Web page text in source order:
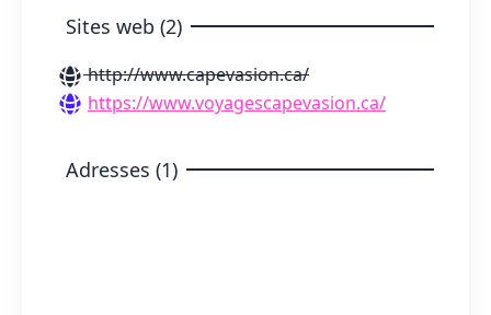
Sites web (2)
http://www.capevasion.ca/
https://www.voyagescapevasion.ca/
Adresses (1)